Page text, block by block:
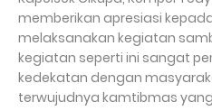
memberikan apresiasi
melaksanakan kegiatan
kegiatan seperti ini sangat
kedekatan dengan
terwujudnya kamtibmas